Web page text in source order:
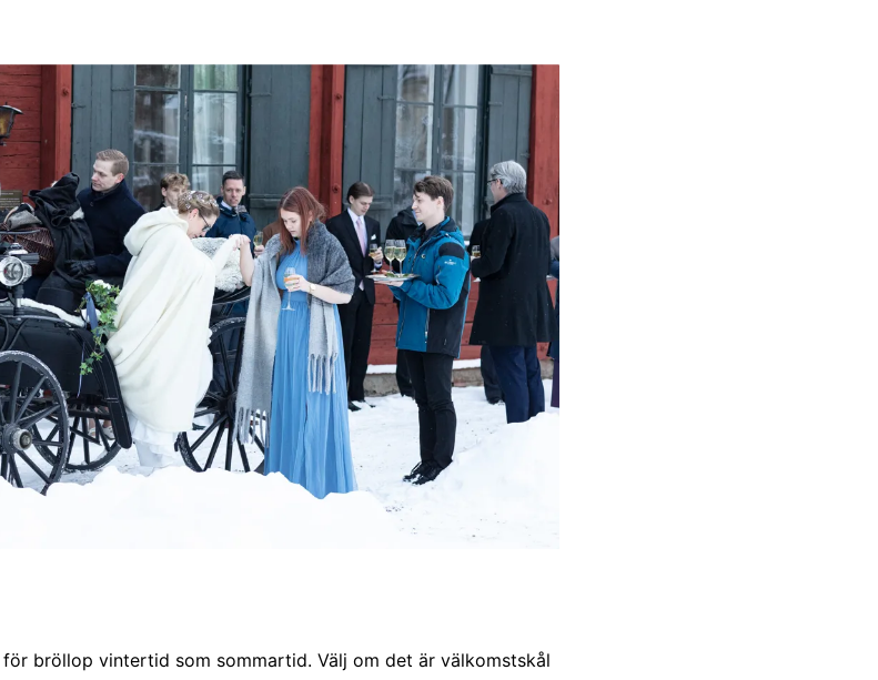
bröllop vintertid som sommartid. Välj om det är välkomstskål